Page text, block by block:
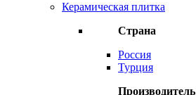
Керамическая плитка
Страна
Россия
Турция
Производитель